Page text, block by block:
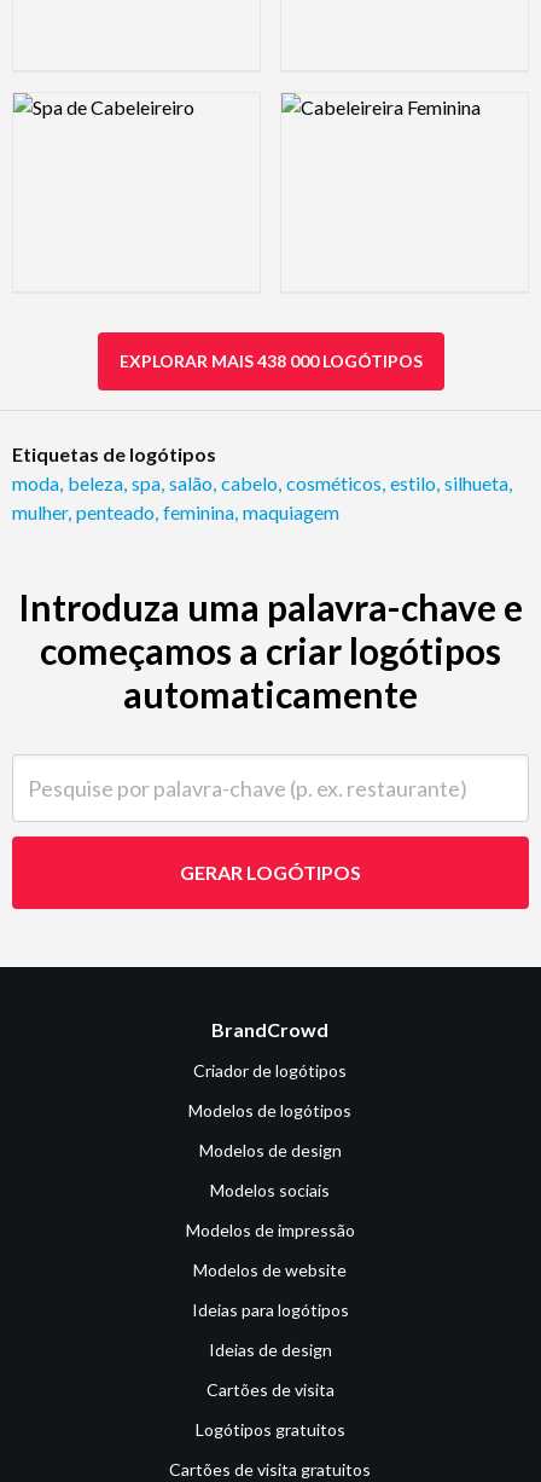
Logo Preview Image Logo Preview Image
EXPLORAR MAIS 438 000 LOGÓTIPOS
Etiquetas de logótipos
moda beleza spa salão cabelo cosméticos estilo silhueta
mulher, penteado feminina maquiagem
Introduza uma palavra-chave e
começamos a criar logótipos
automaticamente
GERAR LOGÓTIPOS
BrandCrowd
Criador de logótipos
Modelos de logótipos
Modelos de design
Modelos sociais
Modelos de impressão
Modelos de website
Ideias para logótipos
Ideias de design
Cartões de visita
Logótipos gratuitos
Cartões de visita gratuitos